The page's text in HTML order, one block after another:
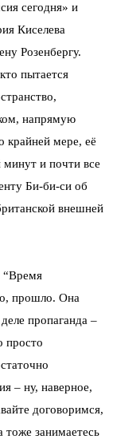
сегодня» и
Киселева
Розенбергу.
пытается
напрямую
крайней мере, её
минут и почти все
Би-би-си об
внешней
“Время
прошло. Она
пропаганда –
просто
– ну, наверное,
договоримся,
тоже занимаетесь